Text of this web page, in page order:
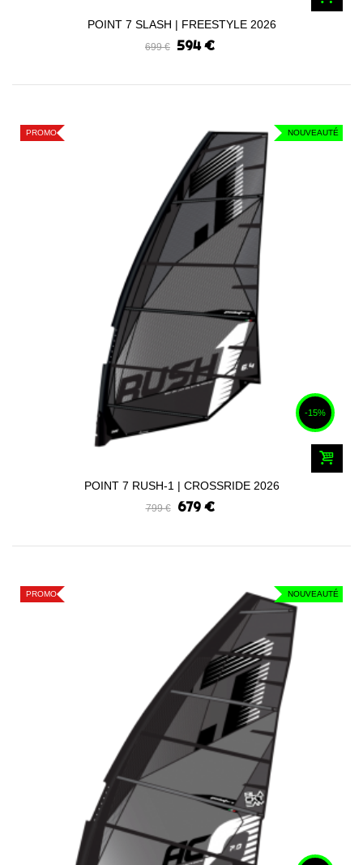
POINT 7 SLASH | FREESTYLE 2026
699 € 594 €
NOUVEAUTÉ
PROMO
-15%
POINT 7 RUSH-1 | CROSSRIDE 2026
799 € 679 €
NOUVEAUTÉ
PROMO